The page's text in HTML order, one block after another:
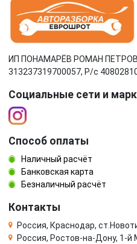
ИП ПОНАМАРЁВ РОМАН
313237319700057, Р/c
Социальные сети и
Способ оплаты
Наличный расчёт
Банковская карта
Безналичный расчёт
Контакты
Россия, Краснодар,
Россия, Ростов-на-Дону, 1-